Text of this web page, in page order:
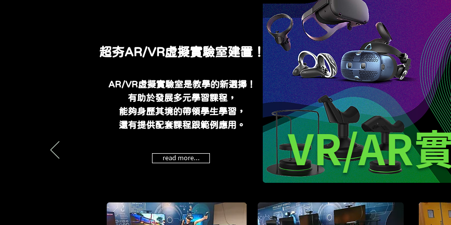
超夯AR/VR虛擬實驗室建置！
AR/VR虛擬實驗室是教學的新選擇！
有助於發展多元學習課程，
能夠身歷其境的帶領學生學習，
還有提供配套課程跟範例應用。
read more... VR/AR